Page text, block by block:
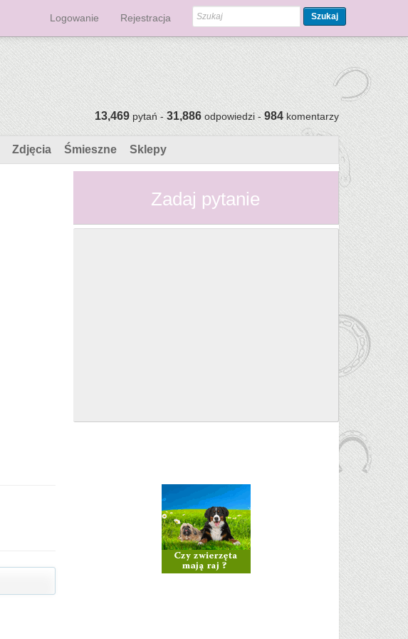
Logowanie Rejestracja Szukaj
13,469pytań -31,886odpowiedzi -984komentarzy
Zdjęcia Śmieszne Sklepy
Zadaj pytanie